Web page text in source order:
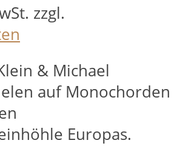
€
ist:zzgl.
& Michael
auf Monochorden
Europas.